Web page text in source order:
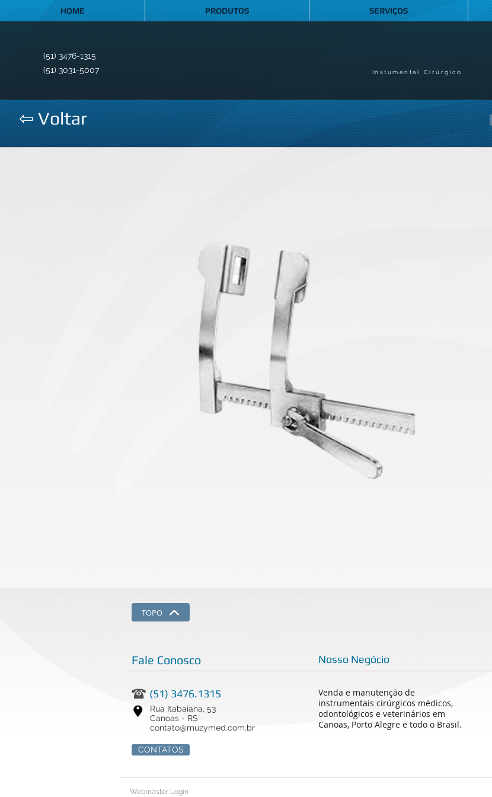
HOME PRODUTOS SERVIÇOS
(51) 3476-1315
(51) 3031-5007
Instumental Cirúrgico
⇦ Voltar
Fale Conosco
Rua Itabaiana, 53
Canoas - RS
contato@muzymed.com.br
Webmaster Login
(51) 3476.1315
Venda e manutenção de
instrumentais cirúrgicos médicos,
odontológicos e veterinários em
Canoas, Porto Alegre e todo o Brasil.
Nosso Negócio
CONTATOS
TOPO